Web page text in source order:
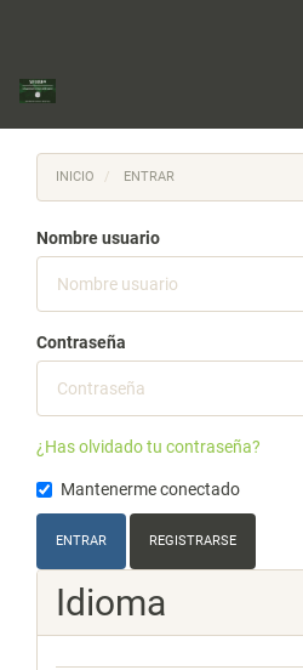
principal
Barra
lateral
INICIO ENTRAR
Nombre usuario
Contraseña
¿Has olvidado tu contraseña?
Mantenerme conectado
ENTRAR REGISTRARSE
Idioma